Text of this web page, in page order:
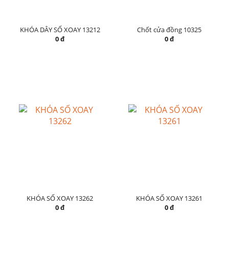
KHÓA DÂY SỐ XOAY 13212
0 đ
Chốt cửa đồng 10325
0 đ
KHÓA SỐ XOAY 13262
0 đ
KHÓA SỐ XOAY 13261
0 đ